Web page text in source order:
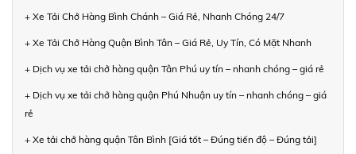
+ Xe Tải Chở Hàng Bình Chánh – Giá Rẻ, Nhanh Chóng 24/7
+ Xe Tải Chở Hàng Quận Bình Tân – Giá Rẻ, Uy Tín, Có Mặt Nhanh
+ Dịch vụ xe tải chở hàng quận Tân Phú uy tín – nhanh chóng – giá rẻ
+ Dịch vụ xe tải chở hàng quận Phú Nhuận uy tín – nhanh chóng – giá
rẻ
+ Xe tải chở hàng quận Tân Bình [Giá tốt – Đúng tiến độ – Đúng tải]